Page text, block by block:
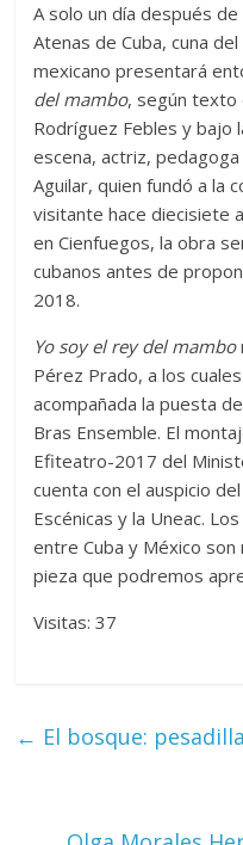
A solo un día después
Atenas de Cuba, cuna
mexicano presentará
del mambo, según texto
Rodríguez Febles y bajo
escena, actriz,
Aguilar, quien fundó a la
visitante hace diecisiete
en Cienfuegos, la obra
cubanos antes de
2018.
Yo soy el rey del mambo
Pérez Prado, a los
acompañada la puesta
Bras Ensemble. El
Efiteatro-2017 del
cuenta con el auspicio
Escénicas y la Uneac.
entre Cuba y México
pieza que podremos
Visitas: 37
← El bosque: